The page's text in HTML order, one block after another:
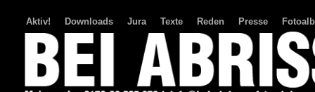
Aktiv! Downloads Jura Texte Reden Presse